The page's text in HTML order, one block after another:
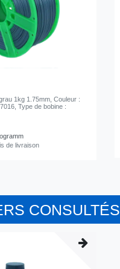
1kg 1.75mm , Couleur :
, Type de bobine :
de livraison
CONSULTÉS